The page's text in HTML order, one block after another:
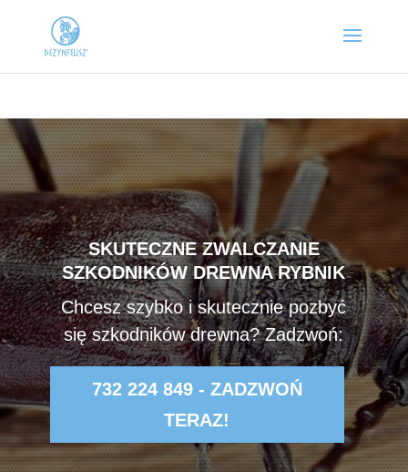
SKUTECZNE ZWALCZANIE
SZKODNIKÓW DREWNA RYBNIK
Chcesz szybko i skutecznie pozbyć
się szkodników drewna? Zadzwoń:
732 224 849 - ZADZWOŃ
TERAZ!